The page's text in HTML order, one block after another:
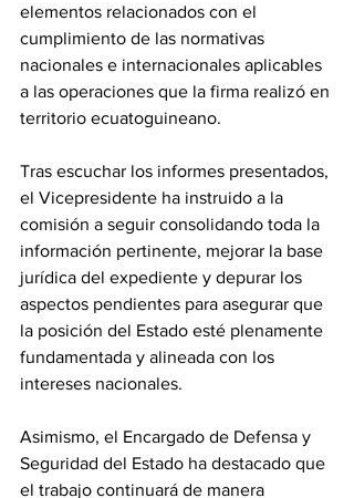
elementos relacionados con el
cumplimiento de las normativas
nacionales e internacionales aplicables
a las operaciones que la firma realizó en
territorio ecuatoguineano.
Tras escuchar los informes presentados,
el Vicepresidente ha instruido a la
comisión a seguir consolidando toda la
información pertinente, mejorar la base
jurídica del expediente y depurar los
aspectos pendientes para asegurar que
la posición del Estado esté plenamente
fundamentada y alineada con los
intereses nacionales.
Asimismo, el Encargado de Defensa y
Seguridad del Estado ha destacado que
el trabajo continuará de manera